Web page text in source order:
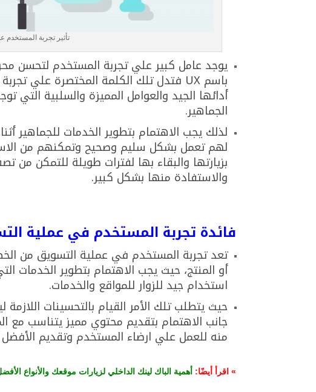
تأثير تجربة
يوجد عامل كبير علي تجربة المستخدم لتحسن
باسم UX فتدل تلك الكلمة المختصرة علي تجربة المستخدم لخدمة ما وتقيمه لها من حيث
أدائها الجيد والعوامل المميزة والسلبية التي
الجماهير.
لذلك يجب الاهتمام بتطوير الخدمات للجماهير
لهم تعمل بشكل سليم وصحيح وتمكنهم من
بزيارتها والبقاء بها لفترات طويلة للتمكن من
والاستفادة منها بشكل كبير.
فائدة تجربة المستخدم في عملية
تعد تجربة المستخدم في عملية التسويق من
أو المنتج، حيث يجب الاهتمام بتطوير الخدمات
استخدام جيد للزوار للمواقع والخدمات.
حيث يتطلب تلك الأمر القيام بالتحسينات
جانب الاهتمام بتقديم محتوي مميز يتناسب مع
منه للعمل علي ارضاء المستخدم وتقديم
» اقرأ أيضًا: أهمية الباك لينك الداخلي لزيارات موقعك والأنواع